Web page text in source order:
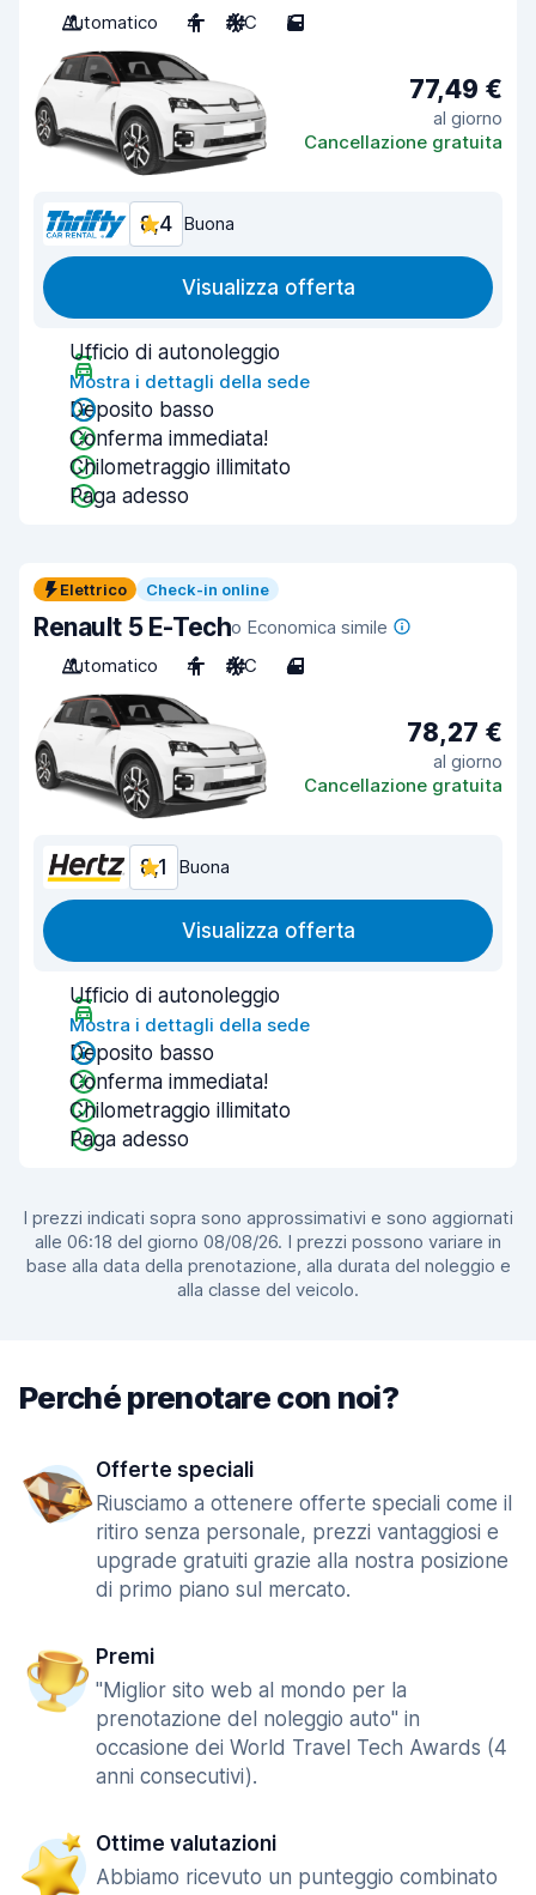
Automatico
4 A/C 5
77,49 €
al giorno
Cancellazione gratuita
8,4 Buona
Visualizza offerta
Ufficio di autonoleggio
Mostra i dettagli della sede
Deposito basso
Conferma immediata!
Chilometraggio illimitato
Paga adesso
Elettrico Check-in online
Renault 5 E-Techo Economica simile
Automatico
4 A/C 4
78,27 €
al giorno
Cancellazione gratuita
8,1 Buona
Visualizza offerta
Ufficio di autonoleggio
Mostra i dettagli della sede
Deposito basso
Conferma immediata!
Chilometraggio illimitato
Paga adesso
I prezzi indicati sopra sono approssimativi e sono aggiornati
alle 06:18 del giorno 08/08/26. I prezzi possono variare in
base alla data della prenotazione, alla durata del noleggio e
alla classe del veicolo.
Perché prenotare con noi?
Offerte speciali
Riusciamo a ottenere offerte speciali come il
ritiro senza personale, prezzi vantaggiosi e
upgrade gratuiti grazie alla nostra posizione
di primo piano sul mercato.
Premi
"Miglior sito web al mondo per la
prenotazione del noleggio auto" in
occasione dei World Travel Tech Awards (4
anni consecutivi).
Ottime valutazioni
Abbiamo ricevuto un punteggio combinato